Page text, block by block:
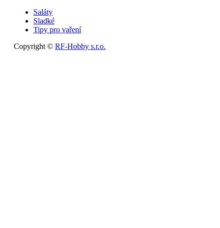
Saláty
Sladké
Tipy pro vaření
Copyright © RF-Hobby s.r.o.